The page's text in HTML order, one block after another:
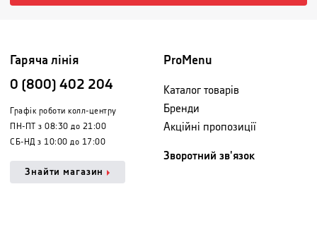
Гаряча лінія
0 (800) 402 204
Графік роботи колл-центру
ПН-ПТ з 08:30 до 21:00
СБ-НД з 10:00 до 17:00
Знайти магазин
ProMenu
Каталог товарів
Бренди
Акційні пропозиції
Зворотний зв'язок